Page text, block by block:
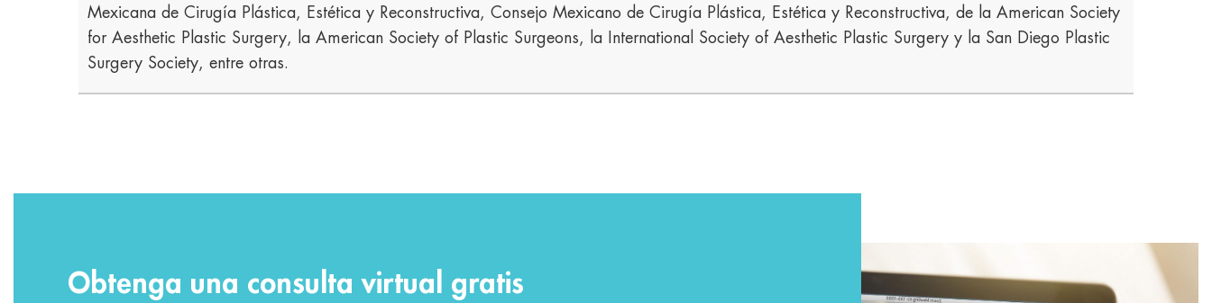
Mexicana de Cirugía Plástica, Estética y Reconstructiva, Consejo Mexicano de Cirugía Plástica, Estética y Reconstructiva, de la American Society
for Aesthetic Plastic Surgery, la American Society of Plastic Surgeons, la International Society of Aesthetic Plastic Surgery y la San Diego Plastic
Surgery Society, entre otras.
Obtenga una consulta virtual gratis